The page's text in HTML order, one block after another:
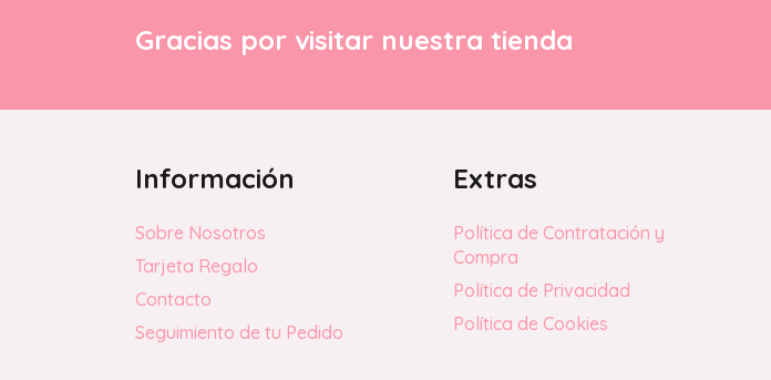
Gracias por visitar nuestra tienda
Información
Sobre Nosotros
Tarjeta Regalo
Contacto
Seguimiento de tu Pedido
Extras
Política de Contratación y
Compra
Política de Privacidad
Política de Cookies